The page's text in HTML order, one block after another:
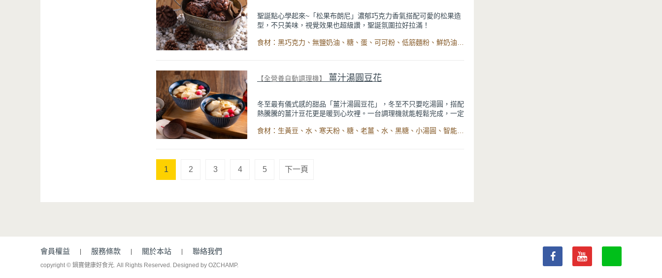
聖誕點心學起來~「松果布朗尼」濃郁巧克力香氣搭配可愛的松果造
型，不只美味，視覺效果也超級讚，聖誕氛圍拉好拉滿！
烘烤好的布朗尼質地濕潤濃郁，趁餘溫捏碎後塑形成松果造型，再插
上巧克力脆片模擬松果葉片，一入口是滿滿的可可香，微苦微甜大人
【全營養自動調理機】 薑汁湯圓豆花
冬至最有儀式感的甜品「薑汁湯圓豆花」，冬至不只要吃湯圓，搭配
熱騰騰的薑汁豆花更是暖到心坎裡。一台調理機就能輕鬆完成，一定
香與黑糖香，入口柔嫩滑順、尾韻微辣回甘，是冬至必吃的溫暖古早
味。
食材：生黃豆、水、寒天粉、糖、老薑、水、黑糖、小湯圓、智能全營養調理機
1 2 3 4 5 下一頁
會員權益 服務條款 關於本站 聯絡我們
copyright © 鍋寶健康好食光. All Rights Reserved. Designed by OZCHAMP.